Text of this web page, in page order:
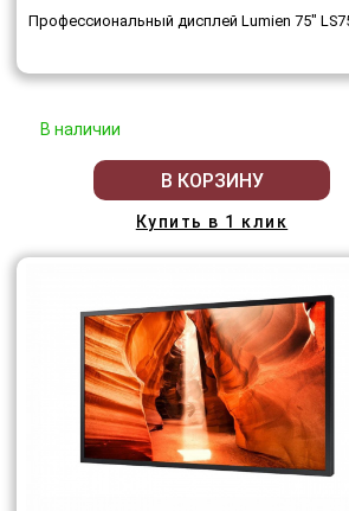
Профессиональный дисплей Lumien 75"
В наличии
В КОРЗИНУ
Купить в 1 клик